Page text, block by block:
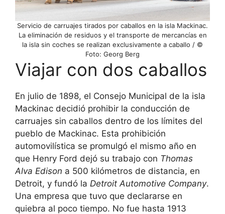
Servicio de carruajes tirados por caballos en la isla Mackinac.
La eliminación de residuos y el transporte de mercancías en
la isla sin coches se realizan exclusivamente a caballo / ©
Foto: Georg Berg
Viajar con dos caballos
En julio de 1898, el Consejo Municipal de la isla
Mackinac decidió prohibir la conducción de
carruajes sin caballos dentro de los límites del
pueblo de Mackinac. Esta prohibición
automovilística se promulgó el mismo año en
que Henry Ford dejó su trabajo con Thomas
Alva Edison a 500 kilómetros de distancia, en
Detroit, y fundó la Detroit Automotive Company.
Una empresa que tuvo que declararse en
quiebra al poco tiempo. No fue hasta 1913